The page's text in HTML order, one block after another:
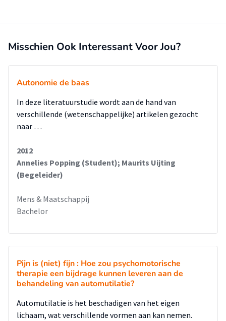
behandelinstellingen, maar ook tussen verschillende
De theorie van de transfer zal in hoofdstuk drie beschreven
worden, waarin de verschillende concepten, modellen en
vindt plaats in hoofdstuk vier. Er zal afgesloten worden met
de conclusie en de aanbevelingen.
Misschien Ook Interessant Voor Jou?
Autonomie de baas
In deze literatuurstudie wordt aan de hand van
verschillende (wetenschappelijke) artikelen gezocht
naar …
2012
Annelies Popping (Student); Maurits Uijting
(Begeleider)
Mens & Maatschappij
Bachelor
Pijn is (niet) fijn : Hoe zou psychomotorische
therapie een bijdrage kunnen leveren aan de
behandeling van automutilatie?
Automutilatie is het beschadigen van het eigen
lichaam, wat verschillende vormen aan kan nemen.